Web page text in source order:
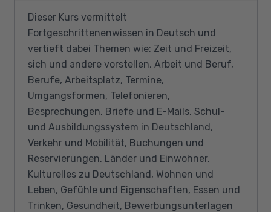
Dieser Kurs vermittelt
Fortgeschrittenenwissen in Deutsch und
vertieft dabei Themen wie: Zeit und Freizeit,
sich und andere vorstellen, Arbeit und Beruf,
Berufe, Arbeitsplatz, Termine,
Umgangsformen, Telefonieren,
Besprechungen, Briefe und E-Mails, Schul-
und Ausbildungssystem in Deutschland,
Verkehr und Mobilität, Buchungen und
Reservierungen, Länder und Einwohner,
Kulturelles zu Deutschland, Wohnen und
Leben, Gefühle und Eigenschaften, Essen und
Trinken, Gesundheit, Bewerbungsunterlagen